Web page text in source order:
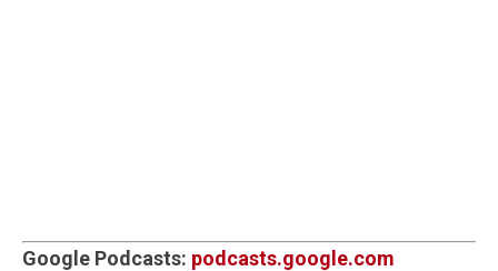
Google Podcasts: podcasts.google.com